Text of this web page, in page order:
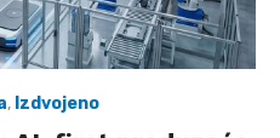
, Izdvojeno